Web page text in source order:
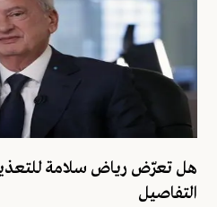
هل تعرّض رياض سلامة
التفاصيل